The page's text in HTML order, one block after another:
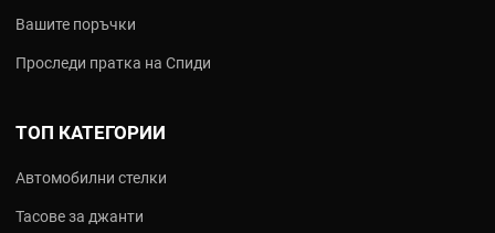
Вашите поръчки
Проследи пратка на Спиди
ТОП КАТЕГОРИИ
Автомобилни стелки
Тасове за джанти